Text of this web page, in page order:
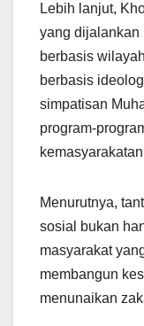
Lebih lanjut,
yang dijalankan
berbasis
berbasis
simpatisan
program-
Menurutnya,
sosial bukan
masyarakat
membangun
menunaikan